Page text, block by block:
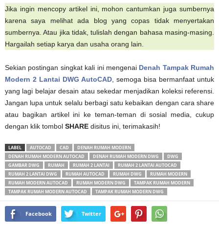
Jika ingin mencopy artikel ini, mohon cantumkan juga sumbernya
karena saya melihat ada blog yang copas tidak menyertakan
sumbernya. Atau jika tidak, tulislah dengan bahasa masing-masing.
Hargailah setiap karya dan usaha orang lain.
Sekian postingan singkat kali ini mengenai Denah Tampak Rumah
Modern 2 Lantai DWG AutoCAD , semoga bisa bermanfaat untuk
yang lagi belajar desain atau sekedar menjadikan koleksi referensi.
Jangan lupa untuk selalu berbagi satu kebaikan dengan cara share
atau bagikan artikel ini ke teman-teman di sosial media, cukup
dengan klik tombol SHARE disitus ini, terimakasih!
LABEL AUTOCAD CAD
DENAH RUMAH MODERN
DENAH RUMAH MODERN AUTOCAD
DENAH RUMAH MODERN DWG
DWG
GAMBAR DWG
RUMAH RUMAH 2 LANTAI
RUMAH 2 LANTAI AUTOCAD
RUMAH 2 LANTAI DWG
RUMAH AUTOCAD RUMAH DWG
RUMAH MODERN
RUMAH MODERN AUTOCAD
RUMAH MODERN DWG
TAMPAK RUMAH MODERN
TAMPAK RUMAH MODERN AUTOCAD
TAMPAK RUMAH MODERN DWG
Facebook Twitter